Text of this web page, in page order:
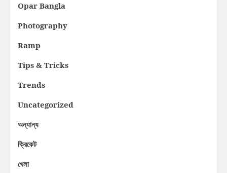
Opar Bangla
Photography
Ramp
Tips & Tricks
Trends
Uncategorized
অন্যান্য
ক্রিকেট
খেলা